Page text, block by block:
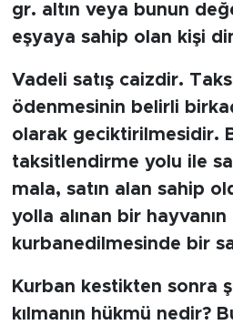
gr. altın veya bunun
eşyaya sahip olan kişi
Vadeli satış caizdir.
ödenmesinin belirli
olarak geciktirilmesidir.
taksitlendirme yolu ile
mala, satın alan sahip
yolla alınan bir hayvanın
kurbanedilmesinde bir
Kurban kestikten sonra
kılmanın hükmü nedir?